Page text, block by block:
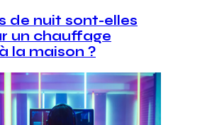
de nuit sont-elles
un chauffage
la maison ?